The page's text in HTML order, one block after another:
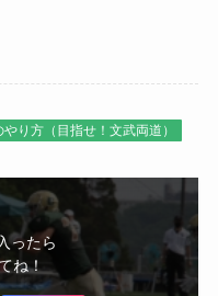
り方（目指せ！文武両道）
ったら
ね！